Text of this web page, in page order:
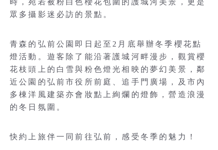
時，宛若被粉白色櫻花包圍的護城河美景，更是
眾多攝影迷必訪的景點。
青森的弘前公園即日起至2月底舉辦冬季櫻花點
燈活動。遊客除了能沿著護城河畔漫步，觀賞櫻
花枝頭上的白雪與粉色燈光相映的夢幻美景，鄰
近公園的弘前市役所前庭、追手門廣場，及市內
多棟洋風建築亦會妝點上絢爛的燈飾，營造浪漫
的冬日氛圍。
快約上旅伴一同前往弘前，感受冬季的魅力！